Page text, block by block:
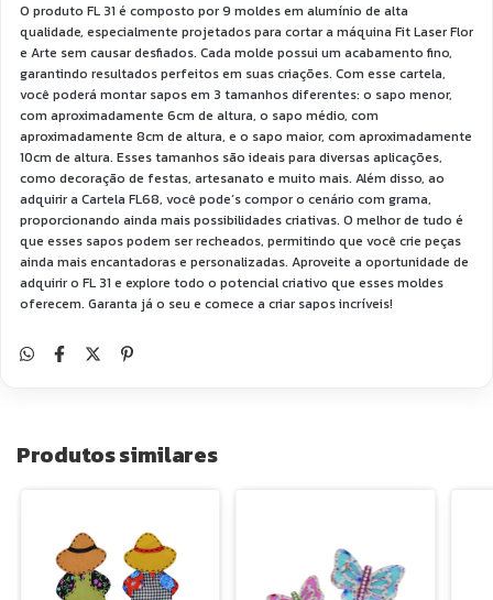
O produto FL 31 é composto por 9 moldes em alumínio de alta
qualidade, especialmente projetados para cortar a máquina Fit Laser Flor
e Arte sem causar desfiados. Cada molde possui um acabamento fino,
garantindo resultados perfeitos em suas criações. Com esse cartela,
você poderá montar sapos em 3 tamanhos diferentes: o sapo menor,
com aproximadamente 6cm de altura, o sapo médio, com
aproximadamente 8cm de altura, e o sapo maior, com aproximadamente
10cm de altura. Esses tamanhos são ideais para diversas aplicações,
como decoração de festas, artesanato e muito mais. Além disso, ao
adquirir a Cartela FL68, você pode´s compor o cenário com grama,
proporcionando ainda mais possibilidades criativas. O melhor de tudo é
que esses sapos podem ser recheados, permitindo que você crie peças
ainda mais encantadoras e personalizadas. Aproveite a oportunidade de
adquirir o FL 31 e explore todo o potencial criativo que esses moldes
oferecem. Garanta já o seu e comece a criar sapos incríveis!
Produtos similares